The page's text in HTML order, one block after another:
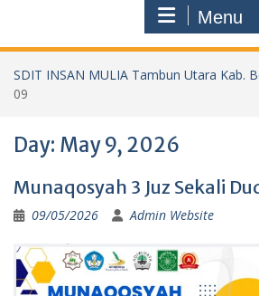
Menu
SDIT INSAN MULIA Tambun Utara Kab.
09
Day: May 9, 2026
Munaqosyah 3 Juz Sekali
09/05/2026 Admin Website